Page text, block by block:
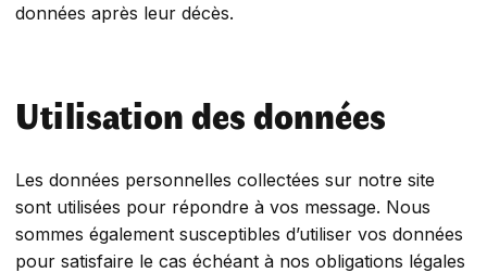
données après leur décès.
Utilisation des données
Les données personnelles collectées sur notre site
sont utilisées pour répondre à vos message. Nous
sommes également susceptibles d’utiliser vos données
pour satisfaire le cas échéant à nos obligations légales